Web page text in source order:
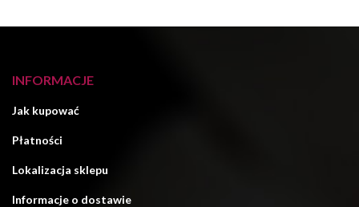
INFORMACJE
Jak kupować
Płatności
Lokalizacja sklepu
Informacje o dostawie